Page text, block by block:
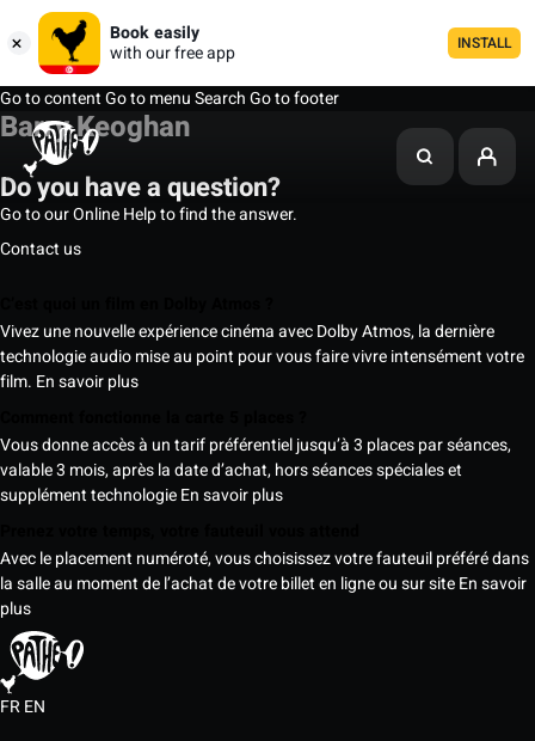
Book easily
with our free app
INSTALL
Go to contentGo to menuSearchGo to footer
Barry Keoghan
Do you have a question?
Go to our Online Help to find the answer.
Contact us
Vivez une nouvelle expérience cinéma avec Dolby Atmos, la dernière
technologie audio mise au point pour vous faire vivre intensément votre
film. En savoir plus
Vous donne accès à un tarif préférentiel jusqu’à 3 places par séances,
valable 3 mois, après la date d’achat, hors séances spéciales et
supplément technologieEn savoir plus
Avec le placement numéroté, vous choisissez votre fauteuil préféré dans
la salle au moment de l’achat de votre billet en ligne ou sur siteEn savoir
plus
FREN